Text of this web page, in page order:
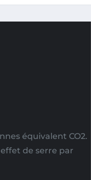
équivalent CO2.
de serre par